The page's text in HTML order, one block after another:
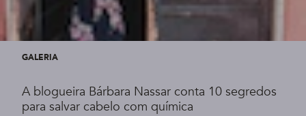
GALERIA
A blogueira Bárbara Nassar conta 10 segredos
para salvar cabelo com química